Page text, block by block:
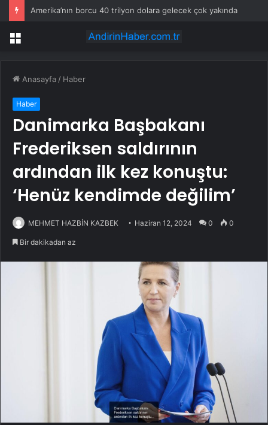
Amerika’nın borcu 40 trilyon dolara gelecek çok yakında
Menü
Anasayfa / Haber
Haber
Danimarka Başbakanı
Frederiksen saldırının
ardından ilk kez konuştu:
‘Henüz kendimde değilim’
MEHMET HAZBİN KAZBEK Haziran 12, 2024 0 0
Bir dakikadan az